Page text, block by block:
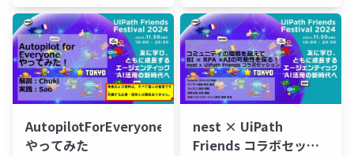
AutopilotForEveryone
やってみた
nest × UiPath
Friends コラボセッシ